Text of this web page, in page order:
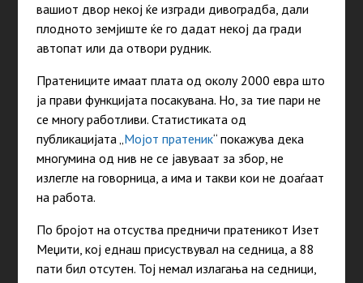
вашиот двор некој ќе изгради дивоградба, дали
плодното земјиште ќе го дадат некој да гради
автопат или да отвори рудник.
Пратениците имаат плата од околу 2000 евра што
ја прави функцијата посакувана. Но, за тие пари не
се многу работливи. Статистиката од
публикацијата „Мојот пратеник“ покажува дека
многумина од нив не се јавуваат за збор, не
излегле на говорница, а има и такви кои не доаѓаат
на работа.
По бројот на отсуства предничи пратеникот Изет
Меџити, кој еднаш присуствувал на седница, а 88
пати бил отсутен. Тој немал излагања на седници,